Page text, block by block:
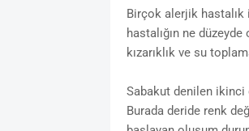
Birçok alerjik
hastalığın ne
kızarıklık ve su
Sabakut denilen ikinci
Burada deride renk